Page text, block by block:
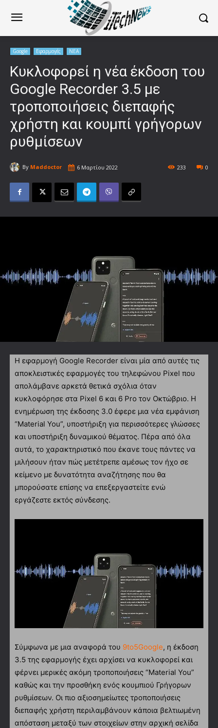
Google Εφαρμογές ΝΕΑ
Κυκλοφορεί η νέα έκδοση του
Google Recorder 3.5 με
τροποποιήσεις διεπαφής
χρήστη και κουμπί γρήγορων
ρυθμίσεων
By Maddoctor 6 Μαρτίου 2022 0
233
Η εφαρμογή Google Recorder είναι μία από αυτές τις
αποκλειστικές εφαρμογές του τηλεφώνου Pixel που
απολάμβανε αρκετά θετικά σχόλια όταν
κυκλοφόρησε στα Pixel 6 και 6 Pro τον Οκτώβριο. Η
ενημέρωση της έκδοσης 3.0 έφερε μια νέα εμφάνιση
“Material You”, υποστήριξη για περισσότερες γλώσσες
και υποστήριξη δυναμικού θέματος. Πέρα από όλα
αυτά, το χαρακτηριστικό που έκανε τους πάντες να
μιλήσουν ήταν πώς μετέτρεπε αμέσως τον ήχο σε
κείμενο με δυνατότητα αναζήτησης που θα
μπορούσατε επίσης να επεξεργαστείτε ενώ
εργάζεστε εκτός σύνδεσης.
Σύμφωνα με μια αναφορά του 9to5Google, η έκδοση
3.5 της εφαρμογής έχει αρχίσει να κυκλοφορεί και
φέρνει μερικές ακόμη τροποποιήσεις “Material You”
καθώς και την προσθήκη ενός κουμπιού Γρήγορων
ρυθμίσεων. Οι πιο αξιοσημείωτες τροποποιήσεις
διεπαφής χρήστη περιλαμβάνουν κάποια βελτιωμένη
απόσταση μεταξύ των στοιχείων στην αρχική σελίδα